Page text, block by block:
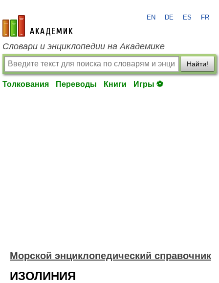
academic.ru
EN DE ES FR
Словари и энциклопедии на Академике
Найти!
Толкования Переводы Книги Игры ⚽
Морской энциклопедический справочник
ИЗОЛИНИЯ